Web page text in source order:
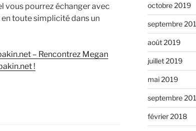
vous pourrez échanger avec
toute simplicité dans un
– Rencontrez Megan
!
octobre 2019
septembre
août 2019
juillet 2019
mai 2019
septembre
février 2018